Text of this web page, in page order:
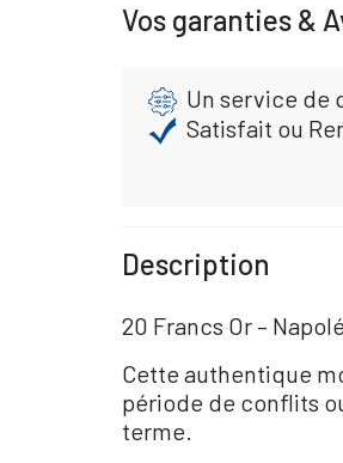
Vos garanties &
Un service de
Satisfait ou
Description
20 Francs Or –
Cette authentique
période de conflits
terme.